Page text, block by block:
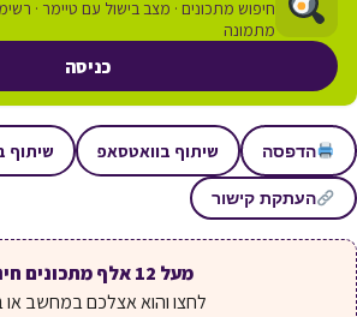
חיפוש מתכונים · מצב בישול עם טיימר ·
מתמונה
כניסה
הדפסה שיתוף בוואטסאפ שיתוף
העתקת קישור
מעל 12 אלף מתכונים חינם
לחצו והוא אצלכם במחשב או